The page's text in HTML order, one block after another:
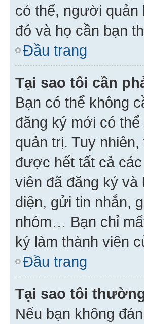
có thể, người quản
đó và họ cần bạn
Đầu trang
Tại sao tôi cần
Bạn có thể không
đăng ký mới có
quản trị. Tuy
được hết tất cả
viên đã đăng ký
diện, gửi tin nhắn,
nhóm… Bạn chỉ
ký làm thành viên
Đầu trang
Tại sao tôi
Nếu bạn không